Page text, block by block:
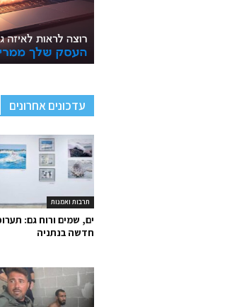
עדכונים אחרונים
תרבות ואמנות
ים, שמים ורוח גם:
חדשה בנתניה